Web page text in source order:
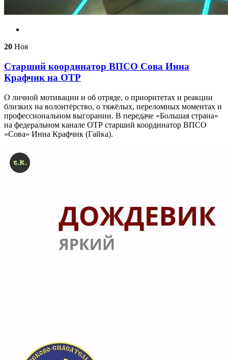
20 Ноя
Старший координатор ВПСО Сова Инна
Крафчик на ОТР
О личной мотивации и об отряде, о приоритетах и реакции
близких на волонтёрство, о тяжёлых, переломных моментах и
профессиональном выгорании. В передаче «Большая страна»
на федеральном канале ОТР старший координатор ВПСО
«Сова» Инна Крафчик (Гайка).